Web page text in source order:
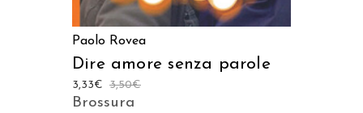
Paolo Rovea
Dire amore senza parole
3,50€
3,33€
Brossura